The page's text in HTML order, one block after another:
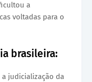
a
voltadas para o
brasileira:
a judicialização da